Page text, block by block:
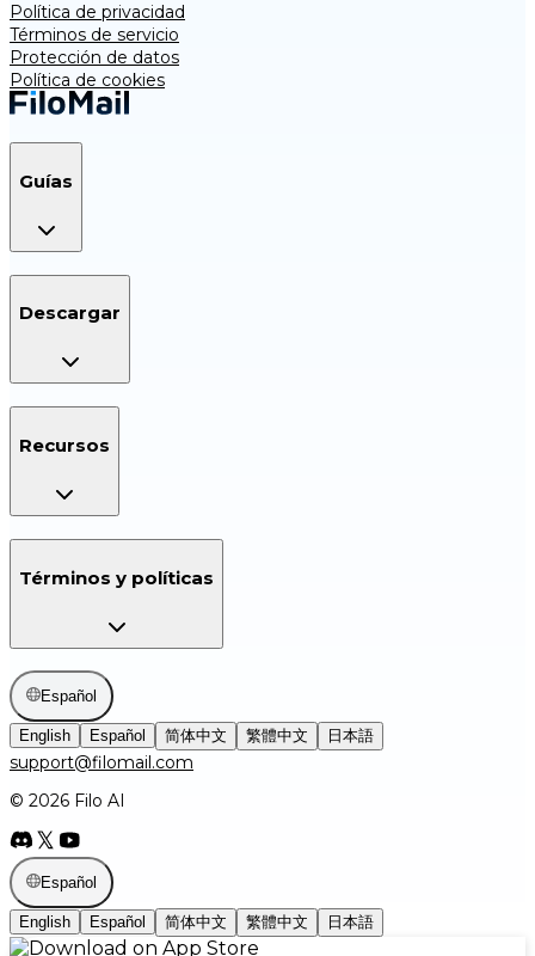
Política de privacidad
Términos de servicio
Protección de datos
Política de cookies
Guías
Descargar
Recursos
Términos y políticas
Español
English Español 简体中文 繁體中文 日本語
support@filomail.com
© 2026 Filo AI
Español
English Español 简体中文 繁體中文 日本語